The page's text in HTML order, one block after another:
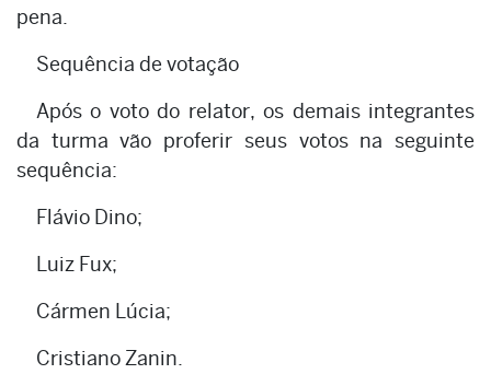
pena.
Sequência de votação
Após o voto do relator, os demais integrantes
da turma vão proferir seus votos na seguinte
sequência:
Flávio Dino;
Luiz Fux;
Cármen Lúcia;
Cristiano Zanin.